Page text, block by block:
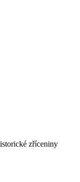
zříceniny